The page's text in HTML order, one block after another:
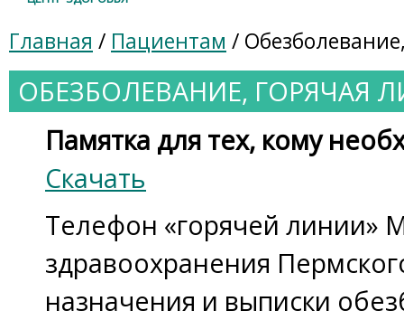
Главная / Пациентам /
ОБЕЗБОЛЕВАНИЕ, ГОРЯЧАЯ
Памятка для тех, кому
Скачать
Телефон «горячей линии»
здравоохранения
назначения и выписки